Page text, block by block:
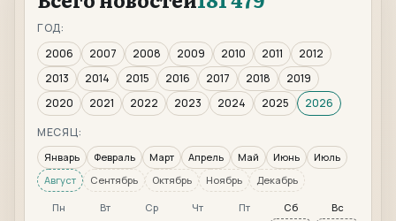
ГОД:
2006
2007 2008 2009 2010 2011
2012
2013
2014 2015 2016 2017 2018
2019
2020
2021 2022 2023 2024 2025
2026
МЕСЯЦ:
Январь Февраль Март Апрель Май Июнь
Июль
Август
Сентябрь Октябрь Ноябрь Декабрь
Пн Вт Ср Чт Пт Сб Вс